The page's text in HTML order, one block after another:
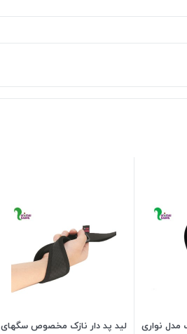
نواری
لید پد دار نازک مخصوص سگهای